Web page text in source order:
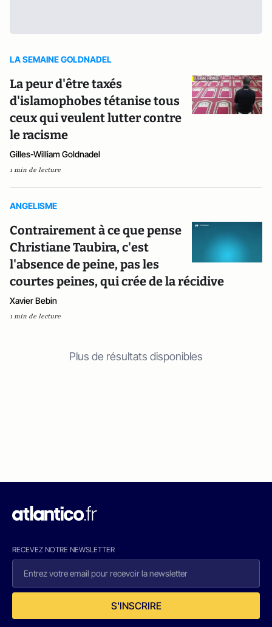
LA SEMAINE GOLDNADEL
La peur d'être taxés
d'islamophobes tétanise tous
ceux qui veulent lutter contre
le racisme
Gilles-William Goldnadel
1 min de lecture
ANGELISME
Contrairement à ce que pense
Christiane Taubira, c'est
l'absence de peine, pas les
courtes peines, qui crée de la récidive
Xavier Bebin
1 min de lecture
Plus de résultats disponibles
RECEVEZ NOTRE NEWSLETTER
S'INSCRIRE